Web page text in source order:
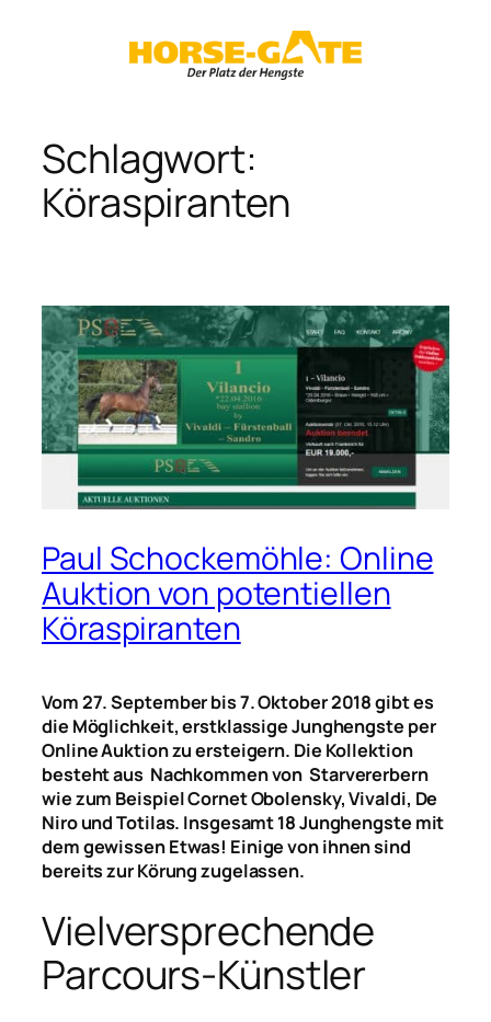
Schlagwort:
Köraspiranten
Paul Schockemöhle: Online
Auktion von potentiellen
Köraspiranten
Vom 27. September bis 7. Oktober 2018 gibt es
die Möglichkeit, erstklassige Junghengste per
Online Auktion zu ersteigern. Die Kollektion
besteht aus Nachkommen von Starvererbern
wie zum Beispiel Cornet Obolensky, Vivaldi, De
Niro und Totilas. Insgesamt 18 Junghengste mit
dem gewissen Etwas! Einige von ihnen sind
bereits zur Körung zugelassen.
Vielversprechende
Parcours-Künstler